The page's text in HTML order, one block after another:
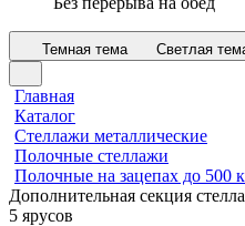
Темная тема Светлая
Главная
Каталог
Стеллажи металлические
Полочные стеллажи
Полочные на зацепах до 500
Дополнительная секция
5 ярусов